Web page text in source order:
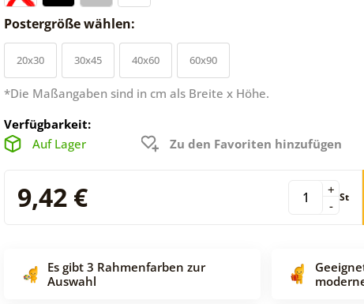
Postergröße wählen:
20x30 30x45 40x60 60x90
*Die Maßangaben sind in cm als Breite x Höhe.
Verfügbarkeit:
Auf Lager
Zu den Favoriten hinzufügen
9,42 € -
+ St
Es gibt 3 Rahmenfarben zur
Auswahl